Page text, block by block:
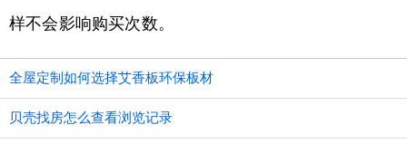
样不会影响购买次数。
全屋定制如何选择艾香板环保板材
贝壳找房怎么查看浏览记录